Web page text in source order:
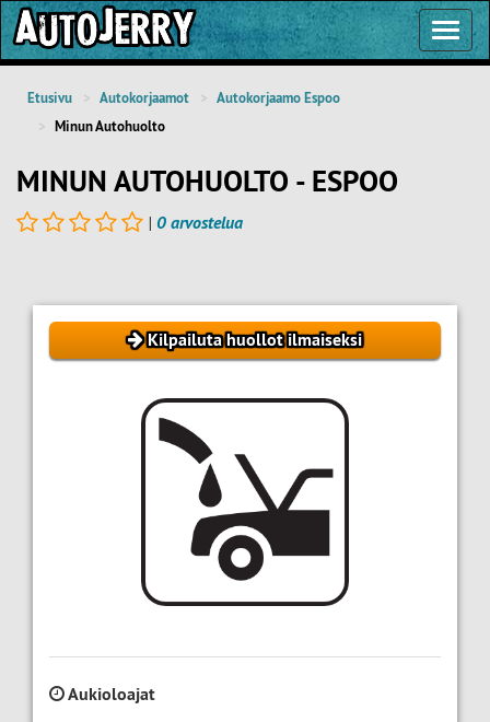
Etusivu Autokorjaamot
Autokorjaamo Espoo
Minun Autohuolto
MINUN AUTOHUOLTO - ESPOO
| 0 arvostelua
Kilpailuta huollot ilmaiseksi
Aukioloajat